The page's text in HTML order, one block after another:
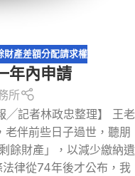
財產差額分配請求權
年內申請
所
╱記者林政忠整理】 王老
伴前些日子過世，聽朋
餘財產」，以減少繳納遺
律從74年後才公布，我